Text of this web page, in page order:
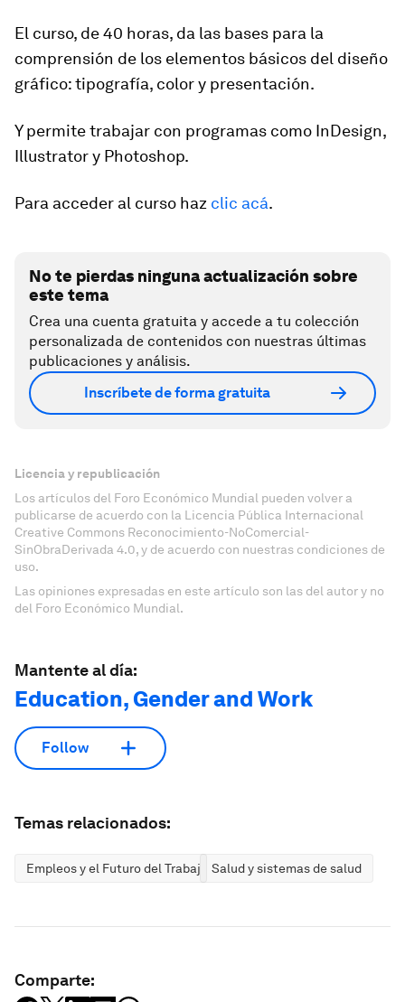
El curso, de 40 horas, da las bases para la
comprensión de los elementos básicos del diseño
gráfico:tipografía, color y presentación.
Y permite trabajar con programas como InDesign,
Illustrator y Photoshop.
Para acceder al curso haz clic acá.
No te pierdas ninguna actualización sobre
este tema
Crea una cuenta gratuita y accede a tu colección
personalizada de contenidos con nuestras últimas
publicaciones y análisis.
Inscríbete de forma gratuita
Licencia y republicación
Los artículos del Foro Económico Mundial pueden volver a
publicarse de acuerdo con la Licencia Pública Internacional
Creative Commons Reconocimiento-NoComercial-
SinObraDerivada 4.0, y de acuerdo con nuestras condiciones de
uso.
Las opiniones expresadas en este artículo son las del autor y no
del Foro Económico Mundial.
Mantente al día:
Education, Gender and Work
Follow
Temas relacionados:
Empleos y el Futuro del Trabajo Salud y sistemas de salud
Comparte: